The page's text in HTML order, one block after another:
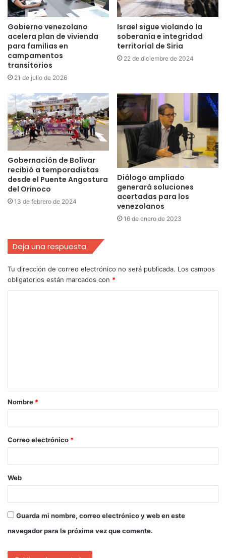
Gobierno venezolano
acelera plan de vivienda
para familias en
campamentos
transitorios
21 de julio de 2026
Israel sigue violando la
soberanía e integridad
territorial de Siria
22 de diciembre de 2024
Gobernación de Bolívar
recibió a temporadistas
desde el Puente Angostura
del Orinoco
13 de febrero de 2024
Diálogo ampliado
generará soluciones
acertadas para los
venezolanos
16 de enero de 2023
Deja una respuesta
Tu dirección de correo electrónico no será publicada. Los campos
obligatorios están marcados con *
Nombre *
Correo electrónico *
Web
Guarda mi nombre, correo electrónico y web en este
navegador para la próxima vez que comente.